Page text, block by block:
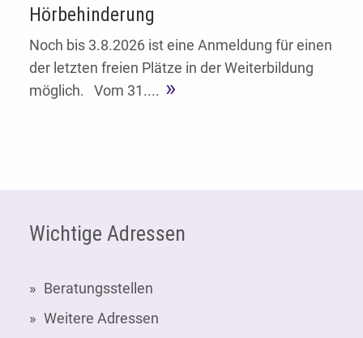
Hörbehinderung
Noch bis 3.8.2026 ist eine Anmeldung für einen
der letzten freien Plätze in der Weiterbildung
möglich. Vom 31....
Wichtige Adressen
Beratungsstellen
Weitere Adressen